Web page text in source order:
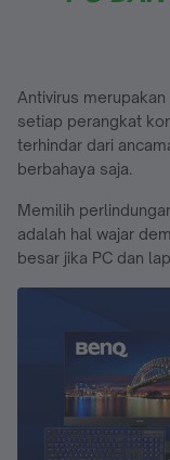
Antivirus merupakan
setiap perangkat
terhindar dari
berbahaya saja.
Memilih
adalah hal wajar
besar jika PC dan